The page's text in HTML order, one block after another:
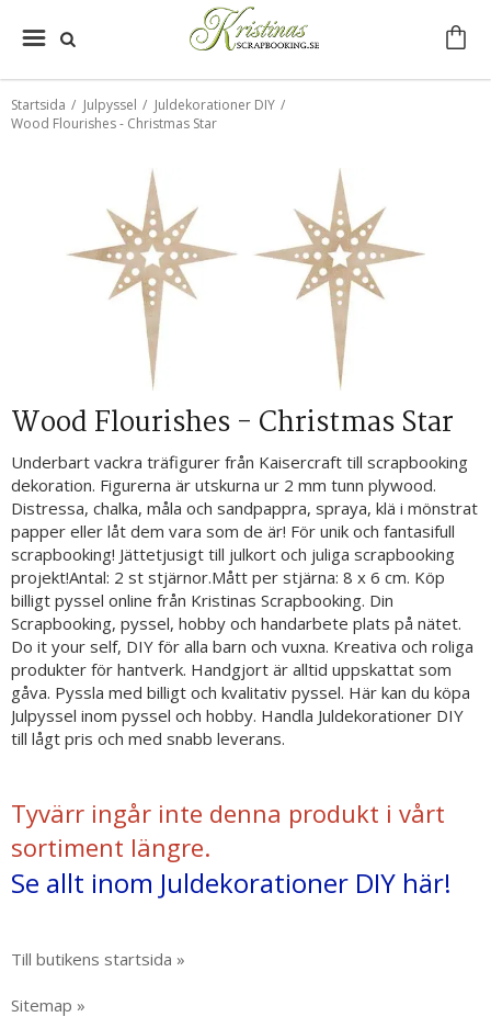
Startsida / Julpyssel / Juldekorationer DIY /
Wood Flourishes - Christmas Star
Wood Flourishes - Christmas Star
Underbart vackra träfigurer från Kaisercraft till scrapbooking
dekoration. Figurerna är utskurna ur 2 mm tunn plywood.
Distressa, chalka, måla och sandpappra, spraya, klä i mönstrat
papper eller låt dem vara som de är! För unik och fantasifull
scrapbooking! Jättetjusigt till julkort och juliga scrapbooking
projekt!Antal: 2 st stjärnor.Mått per stjärna: 8 x 6 cm. Köp
billigt pyssel online från Kristinas Scrapbooking. Din
Scrapbooking, pyssel, hobby och handarbete plats på nätet.
Do it your self, DIY för alla barn och vuxna. Kreativa och roliga
produkter för hantverk. Handgjort är alltid uppskattat som
gåva. Pyssla med billigt och kvalitativ pyssel. Här kan du köpa
Julpyssel inom pyssel och hobby. Handla Juldekorationer DIY
till lågt pris och med snabb leverans.
Tyvärr ingår inte denna produkt i vårt
sortiment längre.
Se allt inom Juldekorationer DIY här!
Till butikens startsida »
Sitemap »